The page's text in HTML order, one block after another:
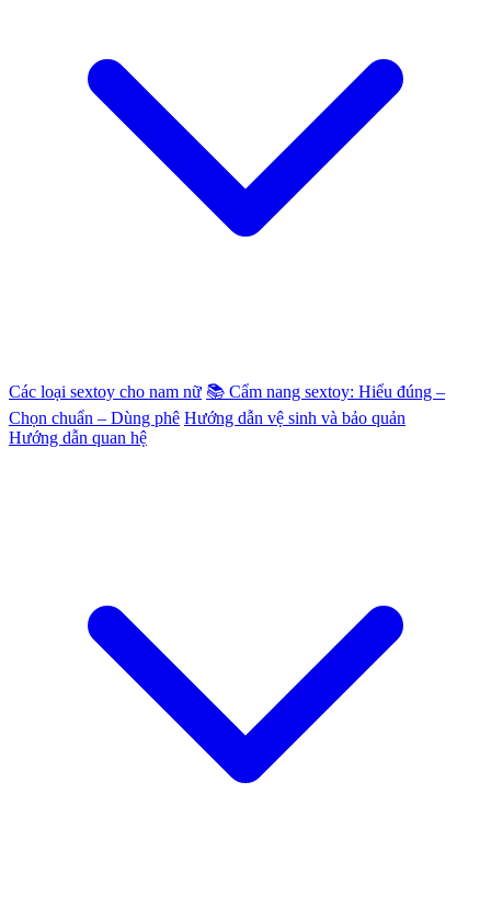
Các loại sextoy cho nam nữ 📚 Cẩm nang sextoy: Hiểu đúng –
Chọn chuẩn – Dùng phê Hướng dẫn vệ sinh và bảo quản
Hướng dẫn quan hệ